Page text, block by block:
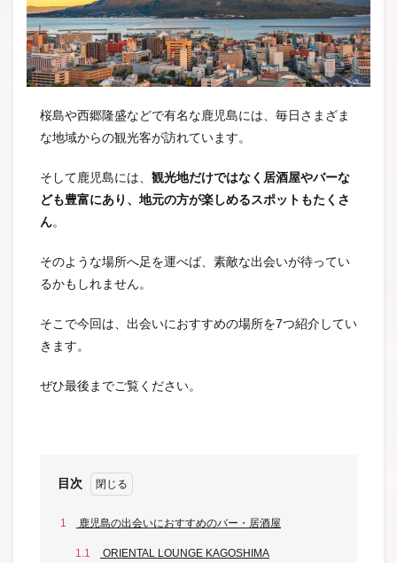
桜島や西郷隆盛などで有名な鹿児島には、毎日さまざま
な地域からの観光客が訪れています。
そして鹿児島には、 観光地だけではなく居酒屋やバーな
ども豊富にあり、地元の方が楽しめるスポットもたくさ
ん。
そのような場所へ足を運べば、素敵な出会いが待ってい
るかもしれません。
そこで今回は、出会いにおすすめの場所を7つ紹介してい
きます。
ぜひ最後までご覧ください。
目次
1 鹿児島の出会いにおすすめのバー・居酒屋
1.1 ORIENTAL LOUNGE KAGOSHIMA